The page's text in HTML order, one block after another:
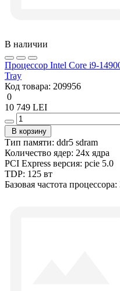
В наличии
Процессор Intel Core i9-
Tray
Код товара: 209956
0
10 749 LEI
В корзину
Тип памяти: ddr5 sdram
Количество ядер: 24x ядра
PCI Express версия: pcie 5.0
TDP: 125 вт
Базовая частота процессора: